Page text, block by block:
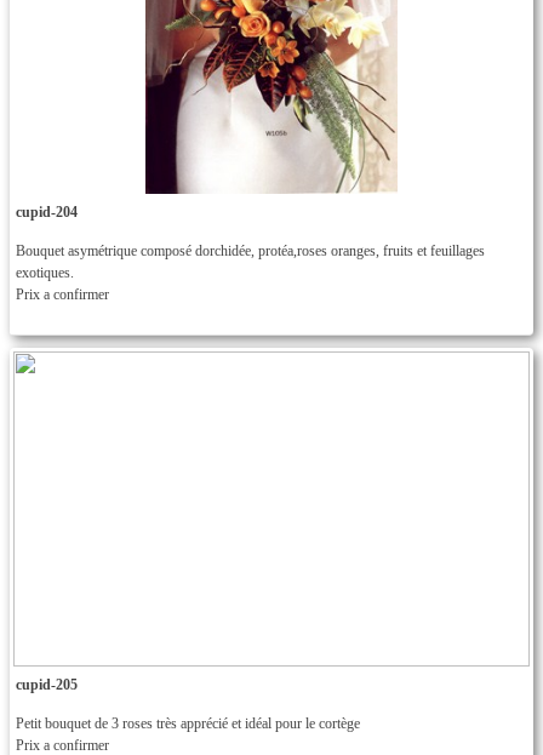
cupid-204
Bouquet asymétrique composé dorchidée, protéa,roses oranges, fruits et feuillages
exotiques.
Prix a confirmer
cupid-205
Petit bouquet de 3 roses très apprécié et idéal pour le cortège
Prix a confirmer